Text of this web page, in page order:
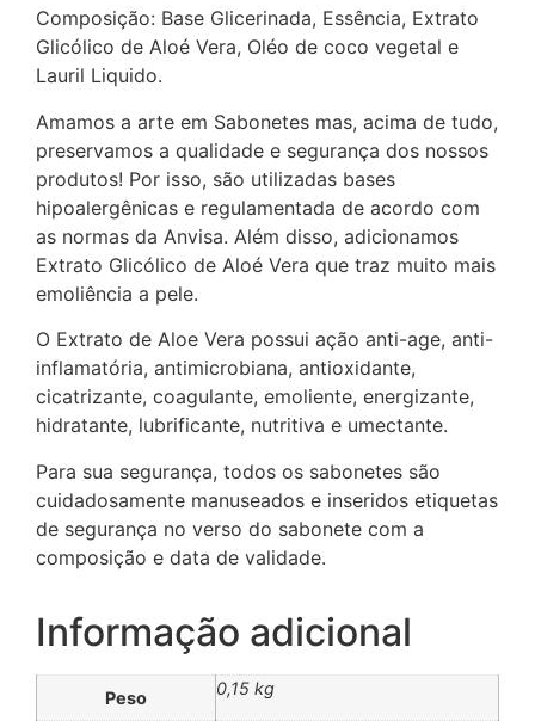
Composição: Base Glicerinada, Essência, Extrato
Glicólico de Aloé Vera, Oléo de coco vegetal e
Lauril Liquido.
Amamos a arte em Sabonetes mas, acima de tudo,
preservamos a qualidade e segurança dos nossos
produtos! Por isso, são utilizadas bases
hipoalergênicas e regulamentada de acordo com
as normas da Anvisa. Além disso, adicionamos
Extrato Glicólico de Aloé Vera que traz muito mais
emoliência a pele.
O Extrato de Aloe Vera possui ação anti-age, anti-
inflamatória, antimicrobiana, antioxidante,
cicatrizante, coagulante, emoliente, energizante,
hidratante, lubrificante, nutritiva e umectante.
Para sua segurança, todos os sabonetes são
cuidadosamente manuseados e inseridos etiquetas
de segurança no verso do sabonete com a
composição e data de validade.
Informação adicional
Peso 0,15 kg